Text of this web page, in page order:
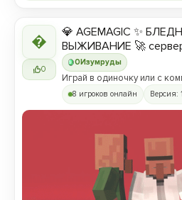

0
0 Изумруды
💎 AGEMAGIC ✨
ВЫЖИВАНИЕ 🚀
Играй в одиночку или с
8 игроков онлайн Версия: